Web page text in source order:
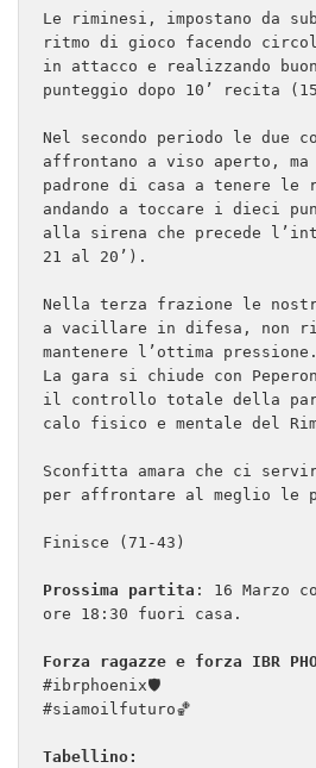
Le riminesi, impostano da
ritmo di gioco facendo
in attacco e realizzando
punteggio dopo 10’ recita
Nel secondo periodo le due
affrontano a viso aperto, ma
padrone di casa a tenere le
andando a toccare i dieci
alla sirena che precede
21 al 20’).
Nella terza frazione le
a vacillare in difesa, non
mantenere l’ottima pressione.
La gara si chiude con
il controllo totale della
calo fisico e mentale del
Sconfitta amara che ci
per affrontare al meglio le
Finisce (71-43)
Prossima partita : 16 Marzo
ore 18:30 fuori casa.
Forza ragazze e forza IBR
#ibrphoenix🛡
#siamoilfuturo🏀
Tabellino: